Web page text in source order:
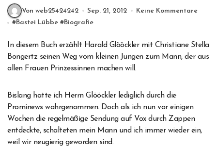
Von web25424242 Sep. 21, 2012
Keine Kommentare
#Bastei Lübbe #Biografie
In diesem Buch erzählt Harald Glööckler mit Christiane Stella
Bongertz seinen Weg vom kleinen Jungen zum Mann, der aus
allen Frauen Prinzessinnen machen will.
Bislang hatte ich Herrn Glööckler lediglich durch die
Prominews wahrgenommen. Doch als ich nun vor einigen
Wochen die regelmäßige Sendung auf Vox durch Zappen
entdeckte, schalteten mein Mann und ich immer wieder ein,
weil wir neugierig geworden sind.